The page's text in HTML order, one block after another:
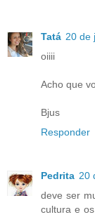
Tatá 20 de
oiiii
Acho que
Bjus
Responder
Pedrita 20
deve ser
cultura e